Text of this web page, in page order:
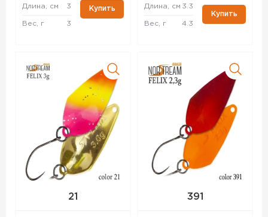
Длина, см 3
Вес, г 3
Купить Длина, см 3.3
Вес, г 4.3
Купить
21 391